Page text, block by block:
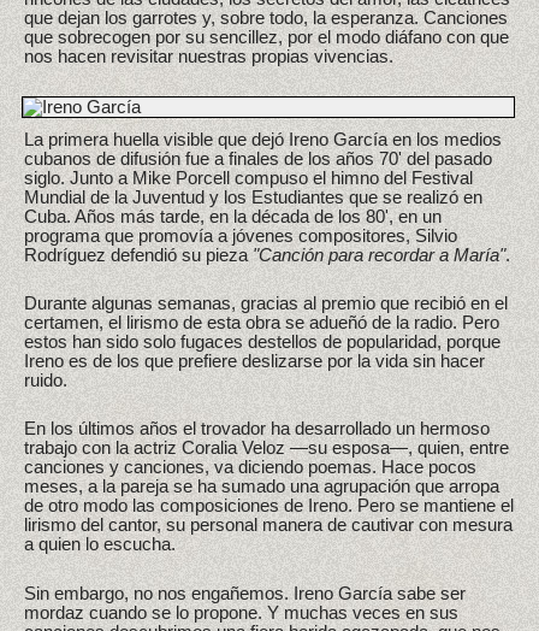
que dejan los garrotes y, sobre todo, la esperanza. Canciones
que sobrecogen por su sencillez, por el modo diáfano con que
nos hacen revisitar nuestras propias vivencias.
La primera huella visible que dejó Ireno García en los medios
cubanos de difusión fue a finales de los años 70' del pasado
siglo. Junto a Mike Porcell compuso el himno del Festival
Mundial de la Juventud y los Estudiantes que se realizó en
Cuba. Años más tarde, en la década de los 80', en un
programa que promovía a jóvenes compositores, Silvio
Rodríguez defendió su pieza "Canción para recordar a María".
Durante algunas semanas, gracias al premio que recibió en el
certamen, el lirismo de esta obra se adueñó de la radio. Pero
estos han sido solo fugaces destellos de popularidad, porque
Ireno es de los que prefiere deslizarse por la vida sin hacer
ruido.
En los últimos años el trovador ha desarrollado un hermoso
trabajo con la actriz Coralia Veloz —su esposa—, quien, entre
canciones y canciones, va diciendo poemas. Hace pocos
meses, a la pareja se ha sumado una agrupación que arropa
de otro modo las composiciones de Ireno. Pero se mantiene el
lirismo del cantor, su personal manera de cautivar con mesura
a quien lo escucha.
Sin embargo, no nos engañemos. Ireno García sabe ser
mordaz cuando se lo propone. Y muchas veces en sus